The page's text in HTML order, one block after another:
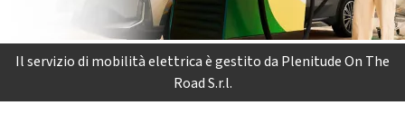
Il servizio di mobilità elettrica è gestito da Plenitude On The
Road S.r.l.